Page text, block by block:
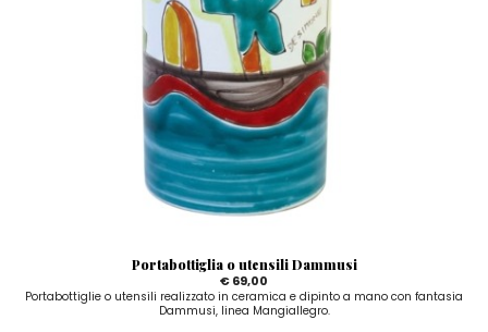
Portabottiglia o utensili Dammusi
€ 69,00
Portabottiglie o utensili realizzato in ceramica e dipinto a mano con fantasia
Dammusi, linea Mangiallegro.